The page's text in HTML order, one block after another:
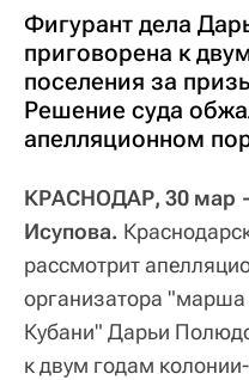
Фигурант дела
приговорена к
поселения за
Решение суда
апелляционном
КРАСНОДАР, 30 мар
Исупова.
рассмотрит
организатора
Кубани" Дарьи
к двум годам